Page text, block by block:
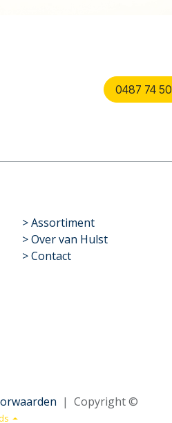
0487 74
​>Assortiment
> Over van Hulst
> Contact
| Copyright ©